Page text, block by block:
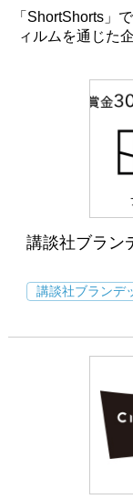
「ShortShorts」
ィルムを通じた
講談社ブラン
講談社ブランデ